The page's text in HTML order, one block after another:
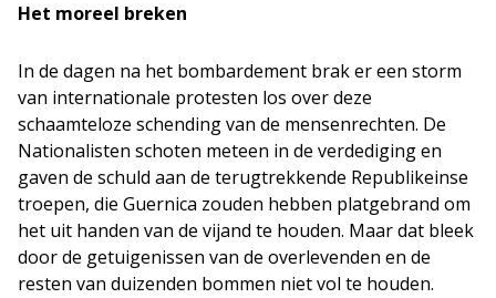
Het moreel breken
In de dagen na het bombardement brak er een storm
van internationale protesten los over deze
schaamteloze schending van de mensenrechten. De
Nationalisten schoten meteen in de verdediging en
gaven de schuld aan de terugtrekkende Republikeinse
troepen, die Guernica zouden hebben platgebrand om
het uit handen van de vijand te houden. Maar dat bleek
door de getuigenissen van de overlevenden en de
resten van duizenden bommen niet vol te houden.